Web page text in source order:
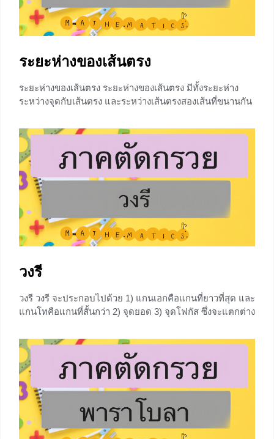
ระยะห่างของเส้นตรง
ระยะห่างของเส้นตรง ระยะห่างของเส้นตรง มีทั้งระยะห่าง
ระหว่างจุดกับเส้นตรง และระหว่างเส้นตรงสองเส้นที่ขนานกัน
สองเส้นที่ขนานกันความชันจะเท่ากัน ในบทความนี้น้องๆจะ
ทราบวิธีการหาระยะห่างของเส้นตรงที่ขนานกันด้วยซึ่ง
สามารถประยุกต์ใช้ในการหาสมการเส้นตรงได้ด้วย ระยะห่าง
ระหว่างเส้นตรงกับจุด จากรูปจะได้ว่า โดยที่ A, B และ C
เป็นค่าคงที่ และ A, B ไม่เป็นศูนย์พร้อมกัน ตัวอย่าง1 หา
ระยะห่างระหว่างจุด (1, 5) และเส้นตรง 2x
+5
วงรี
วงรี วงรี จะประกอบไปด้วย 1) แกนเอกคือแกนที่ยาวที่สุด และ
แกนโทคือแกนที่สั้นกว่า 2) จุดยอด 3) จุดโฟกัส ซึ่งจะแตกต่าง
(eccentricity) วงรี ที่มีจุดศูนย์กลางอยู่ที่จุดกำเนิด จากกราฟ
สมการรูปแบบมาตรฐาน: จุดยอด : (a, 0) และ (-a,
+9